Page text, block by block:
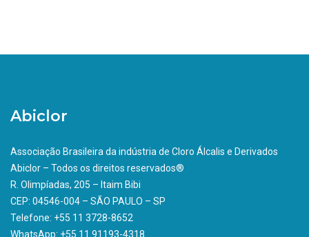
Abiclor
Associação Brasileira da indústria de Cloro Álcalis e Derivados
Abiclor – Todos os direitos reservados®
R. Olimpíadas, 205 – Itaim Bibi
CEP: 04546-004 – SÃO PAULO – SP
Telefone: +55 11 3728-8652
WhatsApp: +55 11 91193-4318